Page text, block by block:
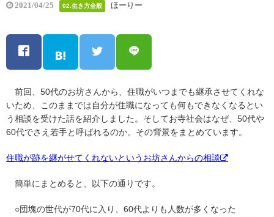
2021/04/25 02.生き方全般 ほーりー
前回、50代のお坊さんから、住職がいつまでも継承させてくれな
いため、このままでは自分が住職になっても何もできなくなるとい
う相談を受けた話を紹介しました。そしてお寺社会はなぜ、50代や
60代でさえ若手と呼ばれるのか。その背景をまとめています。
住職が跡を継がせてくれないというお坊さんからの相談
簡単にまとめると、以下の通りです。
○団塊の世代が70代に入り、60代よりも人数が多くなった